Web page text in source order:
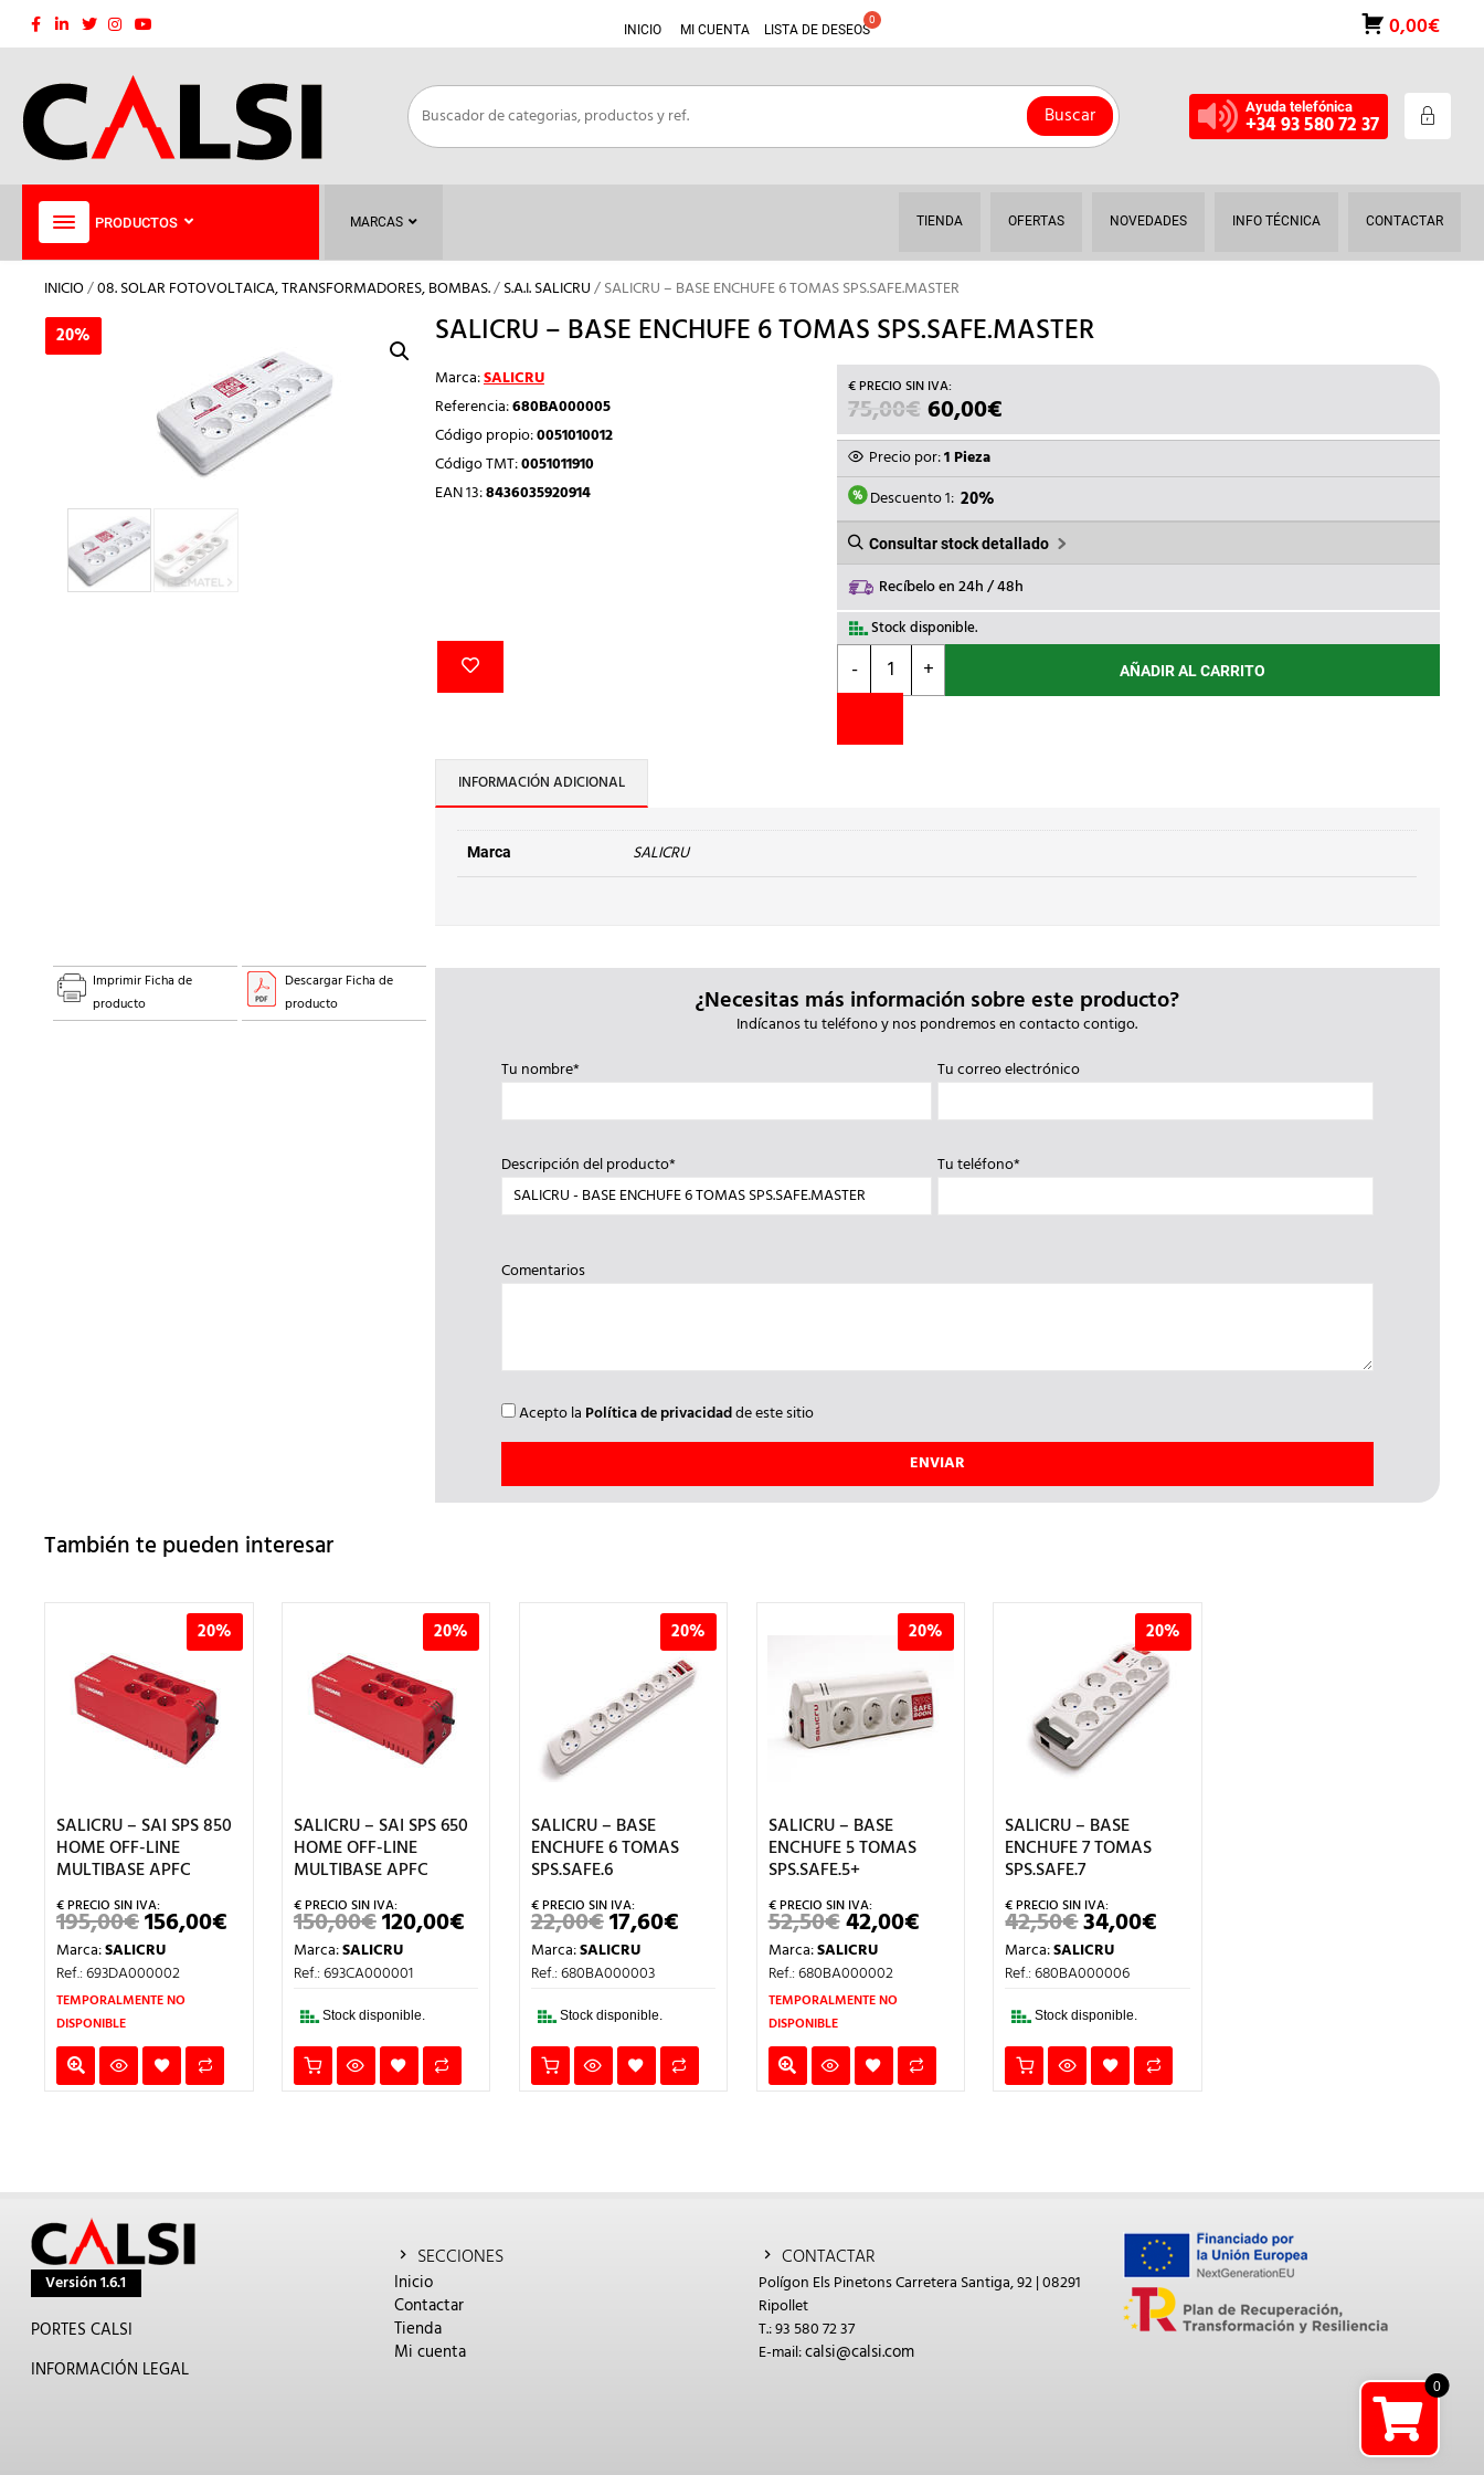
Saltar
INICIO MI CUENTA LISTA DE DESEOS 0,00€
Buscar Ayuda telefónica
+34 93 580 72 37
PRODUCTOS MARCAS TIENDA OFERTAS NOVEDADES INFO TÉCNICA CONTACTAR
INICIO/08. SOLAR FOTOVOLTAICA, TRANSFORMADORES, BOMBAS./S.A.I. SALICRU/ SALICRU – BASE ENCHUFE 6 TOMAS SPS.SAFE.MASTER
20% SALICRU – BASE ENCHUFE 6 TOMAS SPS.SAFE.MASTER
Marca:SALICRU
Referencia:680BA000005
Código propio:0051010012
Código TMT:0051011910
EAN 13:8436035920914
75,00€ EL
PRECIO
ORIGINAL
ERA:
75,00€.
60,00€EL
PRECIO
ES:
Precio por:1 Pieza
Descuento 1: 20%
Consultar stock detallado
Recíbelo en 24h / 48h
Stock disponible.
-
SALICRU
BASE
6
+ AÑADIR AL CARRITO
INFORMACIÓN ADICIONAL
Marca SALICRU
20%
Imprimir Ficha de
producto
Descargar Ficha de
producto
¿Necesitas más información sobre este producto?
Indícanos tu teléfono y nos pondremos en contacto contigo.
Tu nombre*
Tu correo electrónico
Descripción del producto* Tu teléfono*
Comentarios
Acepto la Política de privacidadde este sitio
También te pueden interesar
20%
SALICRU – SAI SPS 850
HOME OFF-LINE
MULTIBASE APFC
195,00€EL
PRECIO
ORIGINAL
ERA:
195,00€.
156,00€ PRECIO
ACTUAL
Marca:SALICRU
Ref.: 693DA000002
TEMPORALMENTE NO
DISPONIBLE
20%
SALICRU – SAI SPS 650
HOME OFF-LINE
MULTIBASE APFC
150,00€EL
PRECIO
ORIGINAL
ERA:
120,00€EL
PRECIO
ACTUAL
Marca:SALICRU
Ref.: 693CA000001
Stock disponible.
20%
SALICRU – BASE
ENCHUFE 6 TOMAS
SPS.SAFE.6
22,00€EL
PRECIO
ORIGINAL
ERA:
17,60€EL
PRECIO
Marca:SALICRU
Ref.: 680BA000003
Stock disponible.
20%
SALICRU – BASE
ENCHUFE 5 TOMAS
SPS.SAFE.5+
52,50€EL
PRECIO
ORIGINAL
ERA:
52,50€.
42,00€EL
PRECIO
Marca:SALICRU
Ref.: 680BA000002
TEMPORALMENTE NO
DISPONIBLE
20%
SALICRU – BASE
ENCHUFE 7 TOMAS
SPS.SAFE.7
42,50€EL
PRECIO
ORIGINAL
ERA:
34,00€
Marca:SALICRU
Ref.: 680BA000006
Stock disponible.
Versión 1.6.1
PORTES CALSI
INFORMACIÓN LEGAL
SECCIONES
Inicio
Contactar
Tienda
Mi cuenta
CONTACTAR
Polígon Els Pinetons Carretera Santiga, 92 | 08291
Ripollet
T.: 93 580 72 37
E-mail:calsi@calsi.com
0